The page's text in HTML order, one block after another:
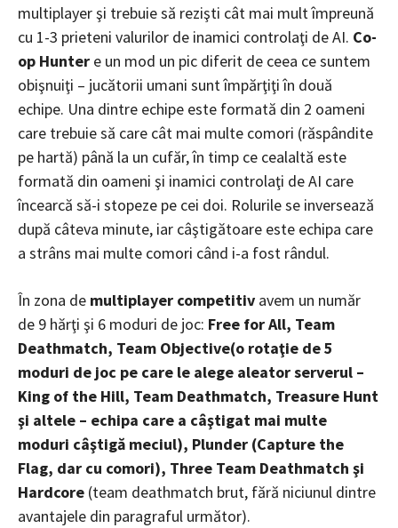
multiplayer şi trebuie să rezişti cât mai mult împreună
cu 1-3 prieteni valurilor de inamici controlaţi de AI. Co-
op Hunter e un mod un pic diferit de ceea ce suntem
obişnuiţi – jucătorii umani sunt împărţiţi în două
echipe. Una dintre echipe este formată din 2 oameni
care trebuie să care cât mai multe comori (răspândite
pe hartă) până la un cufăr, în timp ce cealaltă este
formată din oameni şi inamici controlaţi de AI care
încearcă să-i stopeze pe cei doi. Rolurile se inversează
după câteva minute, iar câştigătoare este echipa care
a strâns mai multe comori când i-a fost rândul.
În zona de multiplayer competitiv avem un număr
de 9 hărţi şi 6 moduri de joc: Free for All, Team
Deathmatch, Team Objective(o rotaţie de 5
moduri de joc pe care le alege aleator serverul –
King of the Hill, Team Deathmatch, Treasure Hunt
şi altele – echipa care a câştigat mai multe
moduri câştigă meciul), Plunder (Capture the
Flag, dar cu comori), Three Team Deathmatch şi
Hardcore (team deathmatch brut, fără niciunul dintre
avantajele din paragraful următor).